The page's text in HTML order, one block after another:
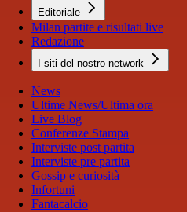
Editoriale
Milan partite e risultati live
Redazione
I siti del nostro network
News
Ultime News/Ultima ora
Live Blog
Conferenze Stampa
Interviste post partita
Interviste pre partita
Gossip e curiosità
Infortuni
Fantacalcio